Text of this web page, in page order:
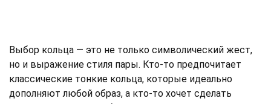
Выбор кольца — это не только символический жест,
но и выражение стиля пары. Кто-то предпочитает
классические тонкие кольца, которые идеально
дополняют любой образ, а кто-то хочет сделать